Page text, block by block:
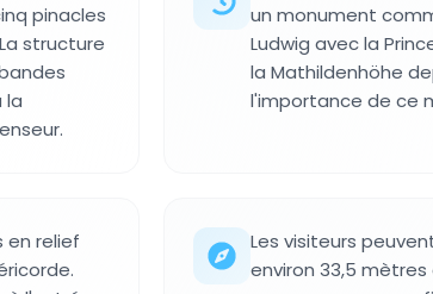
pinacles
structure
la
un monument
Ludwig avec la
la Mathildenhöhe
l'importance de ce
en relief
Les visiteurs
environ 33,5